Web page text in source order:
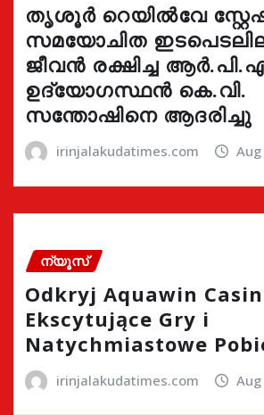
തൃശൂർ റെയിൽവേ
സമയോചിത
ജീവൻ രക്ഷിച്ച
ഉദ്യോഗസ്ഥൻ കെ.വി.
സന്തോഷിനെ ആദരിച്ചു
irinjalakudatimes.com
ന്യൂസ്
Odkryj Aquawin
Ekscytujące Gry i
Natychmiastowe
irinjalakudatimes.com